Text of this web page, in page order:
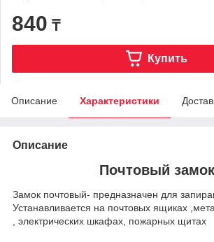
840 ₸
Купить
Описание Характеристики
Описание
Почтовый замок
Замок почтовый- предназначен для
Устанавливается на почтовых ящиках
, электрических шкафах, пожарных щитах